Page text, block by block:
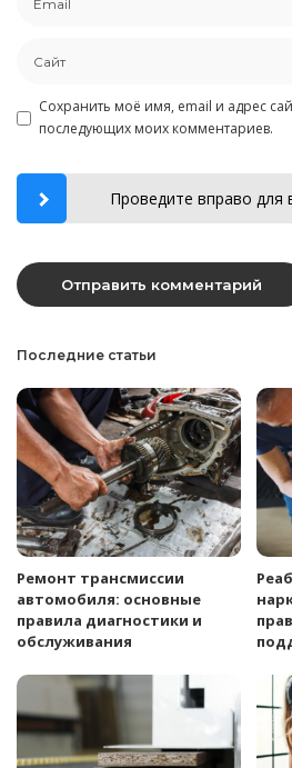
Сохранить моё имя, email и адрес
последующих моих комментариев.
Проведите вправо для
Последние статьи
Ремонт трансмиссии
автомобиля: основные
правила диагностики и
обслуживания